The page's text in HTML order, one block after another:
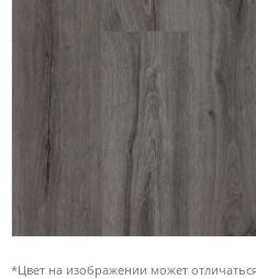
*Цвет на изображении может